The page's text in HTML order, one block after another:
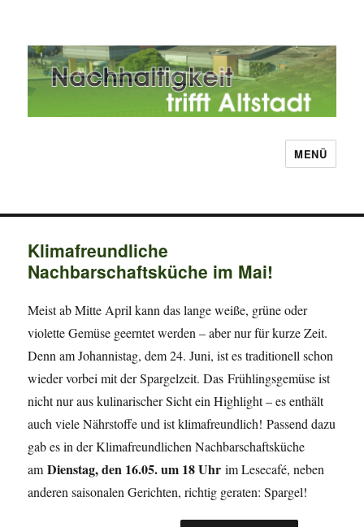
MENÜ
Klimafreundliche
Nachbarschaftsküche im Mai!
Meist ab Mitte April kann das lange weiße, grüne oder
violette Gemüse geerntet werden – aber nur für kurze Zeit.
Denn am Johannistag, dem 24. Juni, ist es traditionell schon
wieder vorbei mit der Spargelzeit. Das Frühlingsgemüse ist
nicht nur aus kulinarischer Sicht ein Highlight – es enthält
auch viele Nährstoffe und ist klimafreundlich! Passend dazu
gab es in der Klimafreundlichen Nachbarschaftsküche
amDienstag, den 16.05. um 18 Uhr im Lesecafé, neben
anderen saisonalen Gerichten, richtig geraten: Spargel!